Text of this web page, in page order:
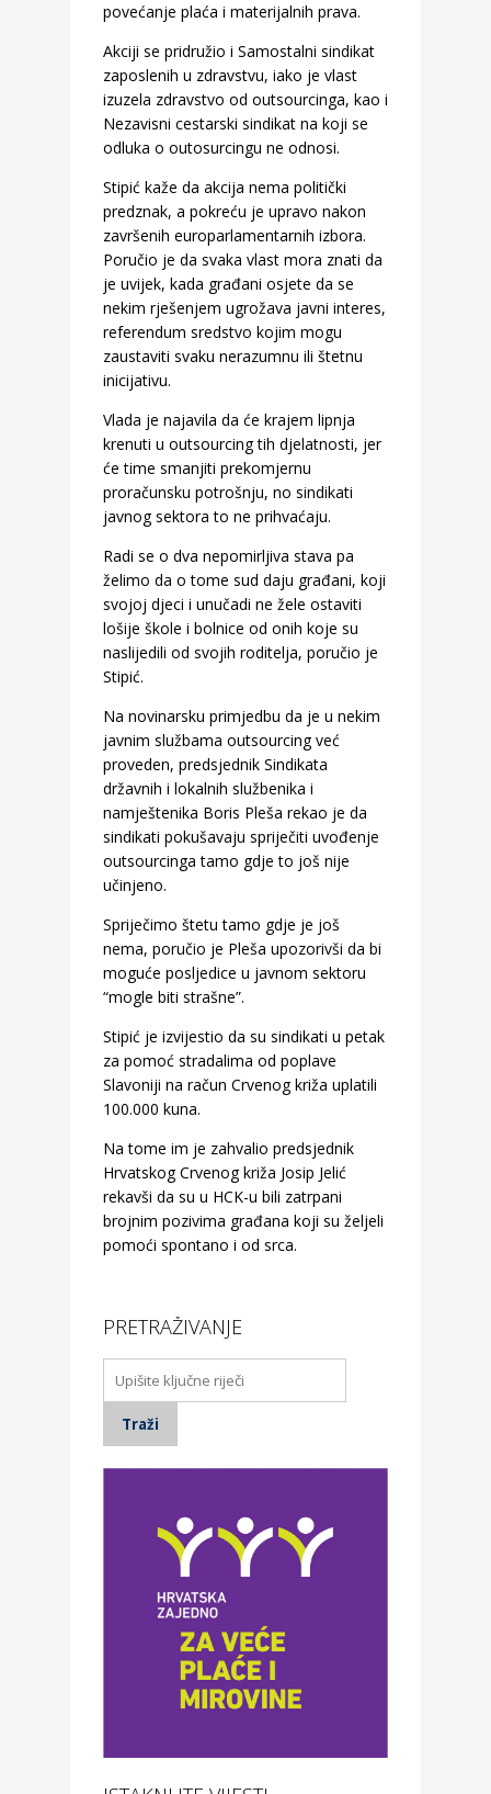
povećanje plaća i materijalnih prava.
Akciji se pridružio i Samostalni sindikat
zaposlenih u zdravstvu, iako je vlast
izuzela zdravstvo od outsourcinga, kao i
Nezavisni cestarski sindikat na koji se
odluka o outosurcingu ne odnosi.
Stipić kaže da akcija nema politički
predznak, a pokreću je upravo nakon
završenih europarlamentarnih izbora.
Poručio je da svaka vlast mora znati da
je uvijek, kada građani osjete da se
nekim rješenjem ugrožava javni interes,
referendum sredstvo kojim mogu
zaustaviti svaku nerazumnu ili štetnu
inicijativu.
Vlada je najavila da će krajem lipnja
krenuti u outsourcing tih djelatnosti, jer
će time smanjiti prekomjernu
proračunsku potrošnju, no sindikati
javnog sektora to ne prihvaćaju.
Radi se o dva nepomirljiva stava pa
želimo da o tome sud daju građani, koji
svojoj djeci i unučadi ne žele ostaviti
lošije škole i bolnice od onih koje su
naslijedili od svojih roditelja, poručio je
Stipić.
Na novinarsku primjedbu da je u nekim
javnim službama outsourcing već
proveden, predsjednik Sindikata
državnih i lokalnih službenika i
namještenika Boris Pleša rekao je da
sindikati pokušavaju spriječiti uvođenje
outsourcinga tamo gdje to još nije
učinjeno.
Spriječimo štetu tamo gdje je još
nema, poručio je Pleša upozorivši da bi
moguće posljedice u javnom sektoru
“mogle biti strašne”.
Stipić je izvijestio da su sindikati u petak
za pomoć stradalima od poplave
Slavoniji na račun Crvenog križa uplatili
100.000 kuna.
Na tome im je zahvalio predsjednik
Hrvatskog Crvenog križa Josip Jelić
rekavši da su u HCK-u bili zatrpani
brojnim pozivima građana koji su željeli
pomoći spontano i od srca.
PRETRAŽIVANJE